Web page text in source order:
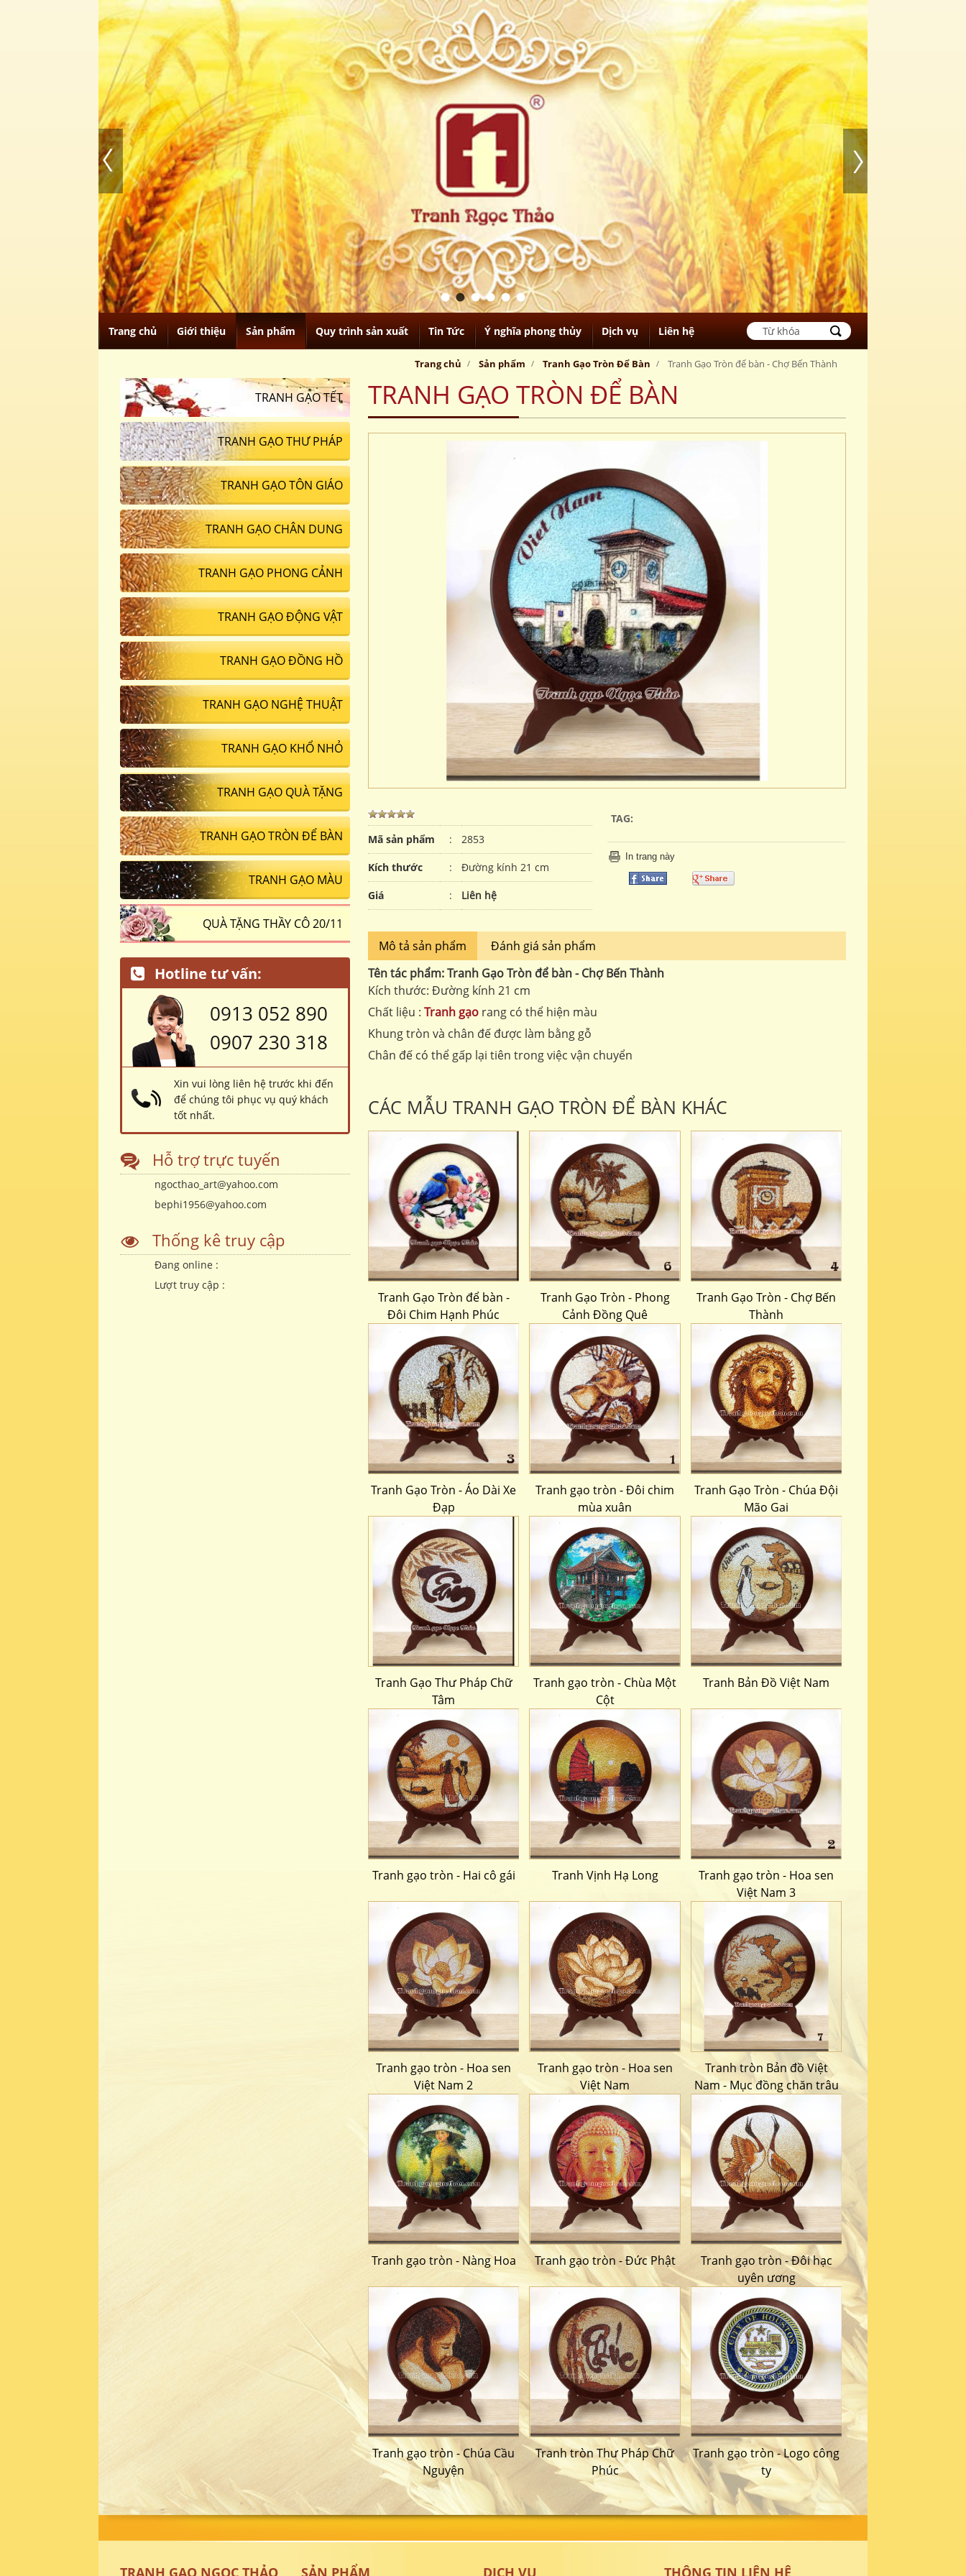
Trang chủ Giới thiệu Sản phẩm Quy trình sản xuất Tin Tức Ý nghĩa phong thủy Dịch vụ Liên hệ
Trang chủ Sản phẩm Tranh Gạo Tròn Để Bàn Tranh Gạo Tròn để bàn - Chợ Bến Thành
TRANH GẠO TRÒN ĐỂ BÀN
Mã sản phẩm : 2853
Kích thước : Đường kính 21 cm
Giá : Liên hệ
TAG:
In trang này
Mô tả sản phẩm
Đánh giá sản phẩm
Tên tác phẩm: Tranh Gạo Tròn để bàn - Chợ Bến Thành
Kích thước: Đường kính 21 cm
Chất liệu : Tranh gạo rang có thể hiện màu
Khung tròn và chân đế được làm bằng gỗ
Chân đế có thể gấp lại tiên trong việc vận chuyển
CÁC MẪU TRANH GẠO TRÒN ĐỂ BÀN KHÁC
Tranh Gạo Tròn để bàn -
Đôi Chim Hạnh Phúc
Tranh Gạo Tròn - Phong
Cảnh Đồng Quê
Tranh Gạo Tròn - Chợ Bến
Thành
Tranh Gạo Tròn - Áo Dài Xe
Đạp
Tranh gạo tròn - Đôi chim
mùa xuân
Tranh Gạo Tròn - Chúa Đội
Mão Gai
Tranh Gạo Thư Pháp Chữ
Tâm
Tranh gạo tròn - Chùa Một
Cột
Tranh Bản Đồ Việt Nam
Tranh gạo tròn - Hai cô gái Tranh Vịnh Hạ Long
Tranh gạo tròn - Hoa sen
Việt Nam 3
Tranh gạo tròn - Hoa sen
Việt Nam 2
Tranh gạo tròn - Hoa sen
Việt Nam
Tranh tròn Bản đồ Việt
Nam - Mục đồng chăn trâu
Tranh gạo tròn - Nàng Hoa Tranh gạo tròn - Đức Phật
Tranh gạo tròn - Đôi hạc
uyên ương
Tranh gạo tròn - Chúa Cầu
Nguyện
Tranh tròn Thư Pháp Chữ
Phúc
Tranh gạo tròn - Logo công
ty
TRANH GẠO TẾT
TRANH GẠO THƯ PHÁP
TRANH GẠO TÔN GIÁO
TRANH GẠO CHÂN DUNG
TRANH GẠO PHONG CẢNH
TRANH GẠO ĐỘNG VẬT
TRANH GẠO ĐỒNG HỒ
TRANH GẠO NGHỆ THUẬT
TRANH GẠO KHỔ NHỎ
TRANH GẠO QUÀ TẶNG
TRANH GẠO TRÒN ĐỂ BÀN
TRANH GẠO MÀU
QUÀ TẶNG THẦY CÔ 20/11
Hotline tư vấn:
0913 052 890
0907 230 318
Xin vui lòng liên hệ trước khi đến
để chúng tôi phục vụ quý khách
tốt nhất.
Hỗ trợ trực tuyến
ngocthao_art@yahoo.com
bephi1956@yahoo.com
Thống kê truy cập
Đang online :
Lượt truy cập :
TRANH GẠO NGỌC THẢO SẢN PHẨM DỊCH VỤ THÔNG TIN LIÊN HỆ